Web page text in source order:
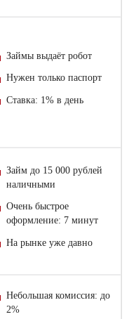
Займы выдаёт робот
Нужен только паспорт
Ставка: 1% в день
Займдо 15 000 рублей
наличными
Очень быстрое
оформление: 7 минут
На рынке уже давно
Небольшая комиссия: до
2%